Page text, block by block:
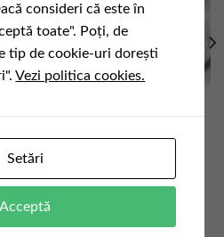
consideri că este în
toate". Poți, de
tip de cookie-uri dorești
Vezi politica cookies.
Setări
Acceptă